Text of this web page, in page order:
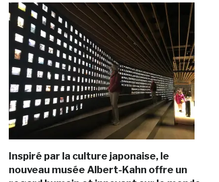
Inspiré par la culture japonaise, le
nouveau musée Albert-Kahn offre un